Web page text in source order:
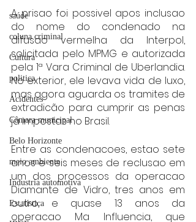
saúde
coluna criminal
Cultura
politica
Acidentes
Câmara municipal
Belo Horizonte
meio ambiente
Industria automotiva
Estatística
A prisao foi possivel apos inclusao
do nome do condenado na
difusao vermelha da Interpol,
solicitada pelo MPMG e autorizada
pela 1ª Vara Criminal de Uberlandia.
No exterior, ele levava vida de luxo,
mas agora aguarda os tramites de
extradicão para cumprir as penas
ja impostas no Brasil.
Entre as condenacoes, estao sete
anos e seis meses de reclusao em
um dos processos da operacao
Diamante de Vidro, tres anos em
outro, e quase 13 anos da
operacao Ma Influencia, que